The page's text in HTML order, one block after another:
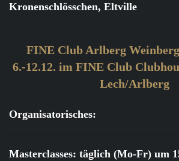
Kronenschlösschen, Eltville
FINE Club Arlberg
6.-12.12. im FINE Club
Lech/Arlberg
Organisatorisches:
Masterclasses: täglich (Mo-Fr) um